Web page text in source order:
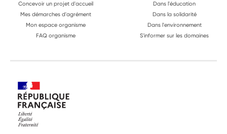
Concevoir un projet d'accueil
Mes démarches d'agrément
Mon espace organisme
FAQ organisme
Dans l'éducation
Dans la solidarité
Dans l'environnement
S'informer sur les domaines